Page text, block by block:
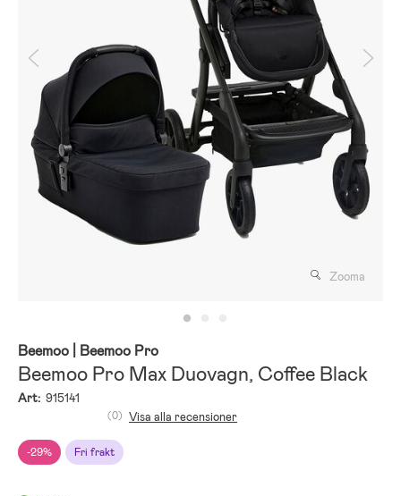
Zooma
Beemoo | Beemoo Pro
Beemoo Pro Max Duovagn, Coffee Black
Art: 915141
-29% Fri frakt
(0) Visa alla recensioner